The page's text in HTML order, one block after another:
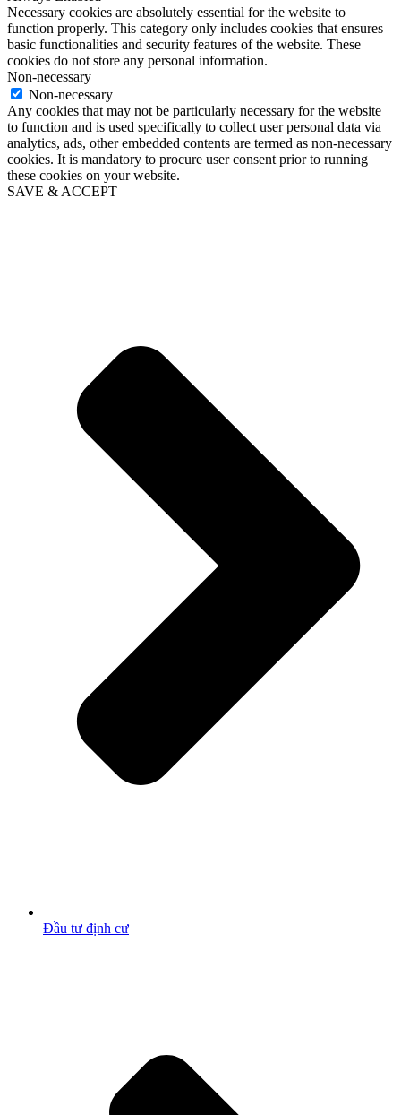
Necessary cookies are absolutely essential for the website to
function properly. This category only includes cookies that ensures
basic functionalities and security features of the website. These
cookies do not store any personal information.
Non-necessary
Non-necessary
Any cookies that may not be particularly necessary for the website
to function and is used specifically to collect user personal data via
analytics, ads, other embedded contents are termed as non-necessary
cookies. It is mandatory to procure user consent prior to running
these cookies on your website.
SAVE & ACCEPT
Đầu tư định cư